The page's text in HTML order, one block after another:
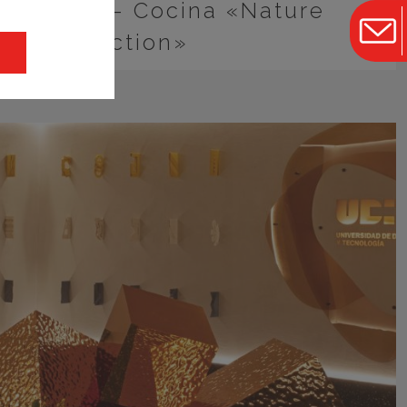
Antalia – Cocina «Nature
Collection»